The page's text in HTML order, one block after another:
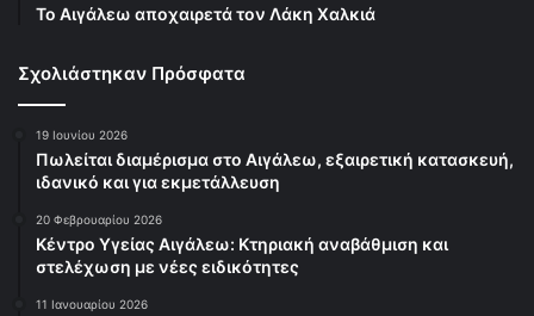
Το Αιγάλεω αποχαιρετά τον Λάκη Χαλκιά
Σχολιάστηκαν Πρόσφατα
19 Ιουνίου 2026
Πωλείται διαμέρισμα στο Αιγάλεω, εξαιρετική κατασκευή,
ιδανικό και για εκμετάλλευση
20 Φεβρουαρίου 2026
Κέντρο Υγείας Αιγάλεω: Κτηριακή αναβάθμιση και
στελέχωση με νέες ειδικότητες
11 Ιανουαρίου 2026